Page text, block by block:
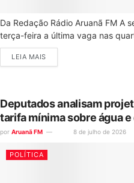
Da Redação Rádio Aruanã FM A
terça-feira a última vaga nas
LEIA MAIS
Deputados analisam
tarifa mínima sobre água
por Aruanã FM 8 de julho de 2026
POLÍTICA